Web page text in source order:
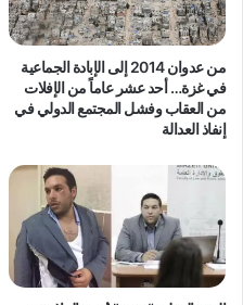
من عدوان 2014 إلى الإبادة الجماعية
في غزة… أحد عشر عاماً من الإفلات
من العقاب وفشل المجتمع الدولي في
إنفاذ العدالة